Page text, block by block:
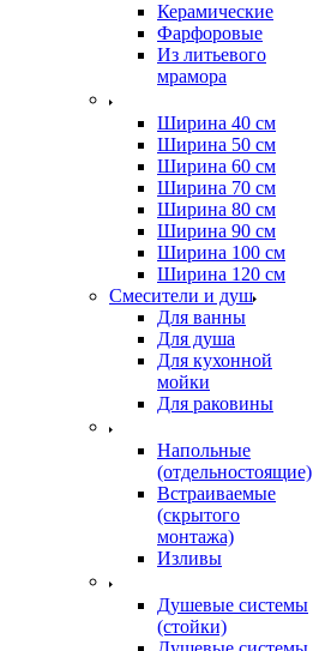
Керамические
Фарфоровые
Из литьевого
мрамора
Ширина 40 см
Ширина 50 см
Ширина 60 см
Ширина 70 см
Ширина 80 см
Ширина 90 см
Ширина 100 см
Ширина 120 см
Смесители и душ
Для ванны
Для душа
Для кухонной
мойки
Для раковины
Напольные
(отдельностоящие)
Встраиваемые
(скрытого
монтажа)
Изливы
Душевые системы
(стойки)